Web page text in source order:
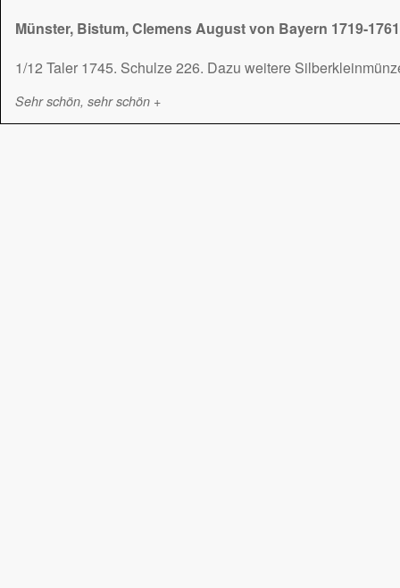
Münster, Bistum, Clemens August von Bayern 1719-1761
1/12 Taler 1745. Schulze 226. Dazu weitere
Sehr schön, sehr schön +